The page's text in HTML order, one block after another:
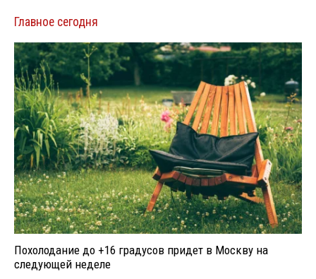
Главное сегодня
Похолодание до +16 градусов придет в Москву на
следующей неделе